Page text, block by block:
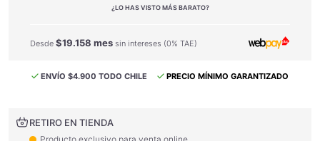
¿LO HAS VISTO MÁS BARATO?
Desde $19.158 mes sin intereses (0% TAE)
ENVÍO $4.900 TODO CHILE PRECIO MÍNIMO GARANTIZADO
RETIRO EN TIENDA